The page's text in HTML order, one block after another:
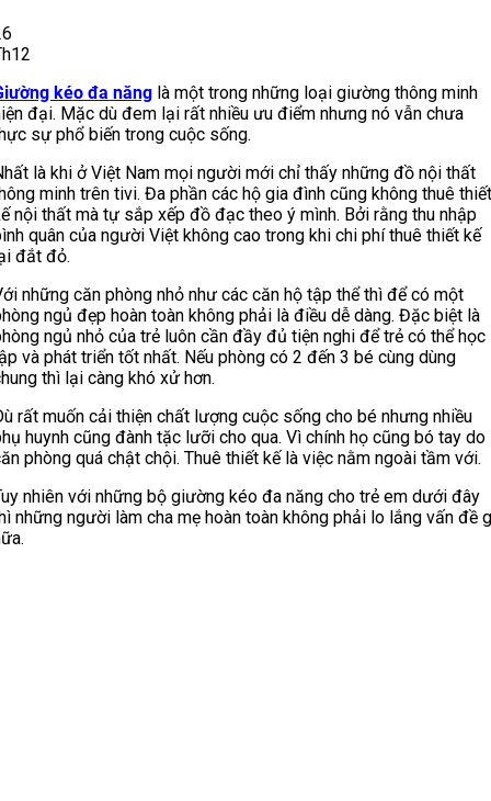
kéo đa năng là một trong những loại giường thông minh
đại. Mặc dù đem lại rất nhiều ưu điểm nhưng nó vẫn chưa
sự phổ biến trong cuộc sống.
là khi ở Việt Nam mọi người mới chỉ thấy những đồ nội thất
minh trên tivi. Đa phần các hộ gia đình cũng không thuê thiết
nội thất mà tự sắp xếp đồ đạc theo ý mình. Bởi rằng thu nhập
quân của người Việt không cao trong khi chi phí thuê thiết kế
đắt đỏ.
những căn phòng nhỏ như các căn hộ tập thể thì để có một
ngủ đẹp hoàn toàn không phải là điều dễ dàng. Đặc biệt là
ngủ nhỏ của trẻ luôn cần đầy đủ tiện nghi để trẻ có thể học
và phát triển tốt nhất. Nếu phòng có 2 đến 3 bé cùng dùng
thì lại càng khó xử hơn.
rất muốn cải thiện chất lượng cuộc sống cho bé nhưng nhiều
huynh cũng đành tặc lưỡi cho qua. Vì chính họ cũng bó tay do
phòng quá chật chội. Thuê thiết kế là việc nằm ngoài tầm với.
nhiên với những bộ giường kéo đa năng cho trẻ em dưới đây
những người làm cha mẹ hoàn toàn không phải lo lắng vấn đề